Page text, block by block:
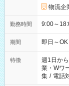
物流企
勤務時間 9:00～
期間 即日～
特徴 週1日か
業・Wワ
集 / 電話